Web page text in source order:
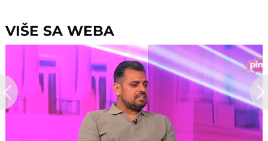
odnosu bili
VIŠE SA WEBA